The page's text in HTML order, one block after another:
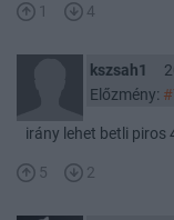
1 4
kszsah1
Előzmény:
irány lehet betli piros
5 2